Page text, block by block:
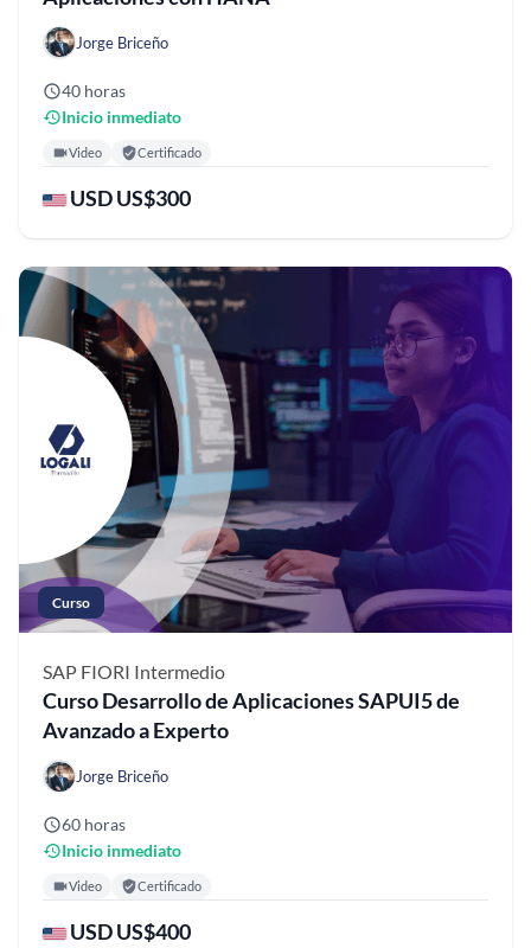
Jorge Briceño
40 horas
Inicio inmediato
Video Certificado
USD US$300
Curso
SAP FIORI Intermedio
Curso Desarrollo de Aplicaciones SAPUI5 de
Avanzado a Experto
Jorge Briceño
60 horas
Inicio inmediato
Video Certificado
USD US$400